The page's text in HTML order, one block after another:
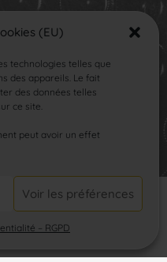
(EU)
technologies telles que
des appareils. Le fait
des données telles
ce site.
peut avoir un effet
Voir les préférences
– RGPD